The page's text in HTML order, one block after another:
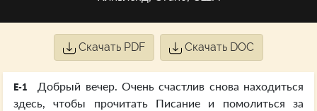
Скачать PDF Скачать DOC
E-1
Добрый вечер. Очень счастлив снова находиться
здесь, чтобы прочитать Писание и помолиться за